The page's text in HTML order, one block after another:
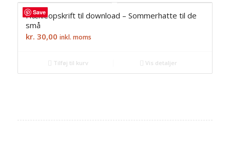
products
ascending
Save
Hækleopskrift til download – Sommerhatte til de
små
kr. 30,00 inkl. moms
Tilføj til kurv Vis detaljer